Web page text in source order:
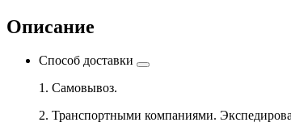
Описание
Способ доставки
1. Самовывоз.
2. Транспортными компаниями.